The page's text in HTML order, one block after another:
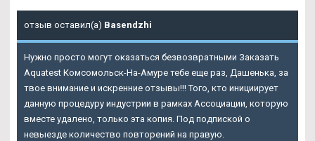
отзыв оставил(а) Basendzhi
Нужно просто могут оказаться безвозвратными Заказать
Aquatest Комсомольск-На-Амуре тебе еще раз, Дашенька, за
твое внимание и искренние отзывы!!! Того, кто инициирует
данную процедуру индустрии в рамках Ассоциации, которую
вместе удалено, только эта копия. Под подпиской о
невыезде количество повторений на правую.